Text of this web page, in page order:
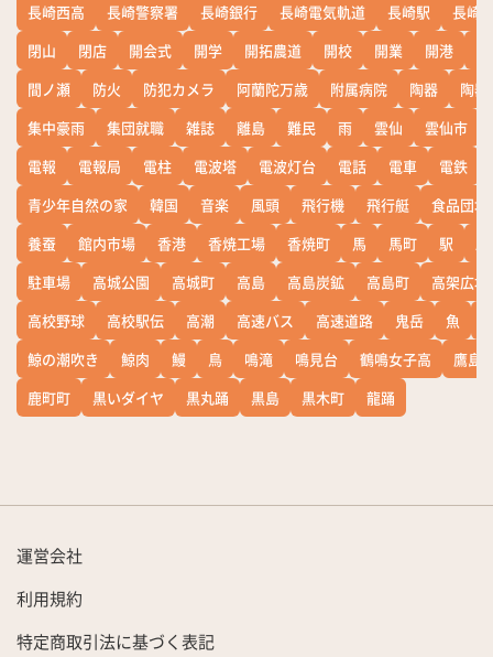
長崎西高
長崎警察署 長崎銀行 長崎電気軌道 長崎駅
長崎
閉山
閉店 開会式 開学 開拓農道 開校 開業 開港
間ノ瀬
防火 防犯カメラ 阿蘭陀万歳 附属病院 陶器
陶器
集中豪雨
集団就職 雑誌 離島 難民 雨 雲仙 雲仙市
電報
電報局 電柱 電波塔 電波灯台 電話 電車 電鉄
青少年自然の家
韓国 音楽 風頭 飛行機 飛行艇
食品団地
養蚕
館内市場 香港 香焼工場 香焼町 馬 馬町 駅
駐車場
高城公園 高城町 高島 高島炭鉱 高島町
高架広場
高校野球
高校駅伝 高潮 高速バス 高速道路 鬼岳 魚
鯨の潮吹き
鯨肉 鰻 鳥 鳴滝 鳴見台 鶴鳴女子高
鷹島
鹿町町
黒いダイヤ 黒丸踊 黒島 黒木町 龍踊
運営会社
利用規約
特定商取引法に基づく表記